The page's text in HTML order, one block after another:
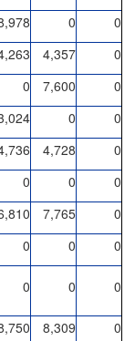
0 0
4,357 0
0 7,600 0
0 0
4,728 0
0 0 0
7,765 0
0 0 0
0 0 0
8,309 0